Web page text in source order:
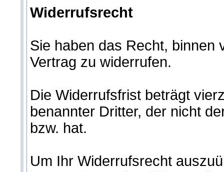
Widerrufsrecht
Sie haben das Recht, binnen
Vertrag zu widerrufen.
Die Widerrufsfrist beträgt
benannter Dritter, der nicht
bzw. hat.
Um Ihr Widerrufsrecht